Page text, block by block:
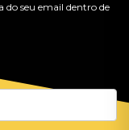
do seu email dentro de